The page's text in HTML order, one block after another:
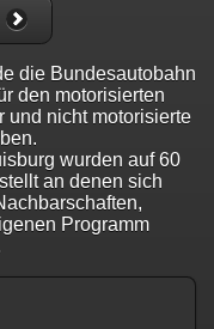
die Bundesautobahn
den motorisierten
und nicht motorisierte
wurden auf 60
an denen sich
Programm